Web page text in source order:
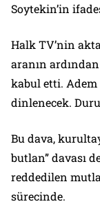
Soytekin’in
Halk TV’nin
aranın
kabul etti.
dinlenecek.
Bu dava,
butlan” davası
reddedilen
sürecinde.